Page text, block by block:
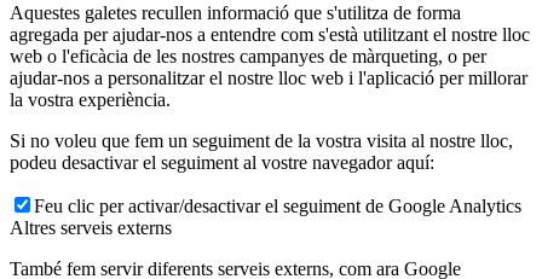
Aquestes galetes recullen informació que s'utilitza de forma
agregada per ajudar-nos a entendre com s'està utilitzant el nostre lloc
web o l'eficàcia de les nostres campanyes de màrqueting, o per
ajudar-nos a personalitzar el nostre lloc web i l'aplicació per millorar
la vostra experiència.
Si no voleu que fem un seguiment de la vostra visita al nostre lloc,
podeu desactivar el seguiment al vostre navegador aquí:
Feu clic per activar/desactivar el seguiment de Google Analytics
Altres serveis externs
També fem servir diferents serveis externs, com ara Google